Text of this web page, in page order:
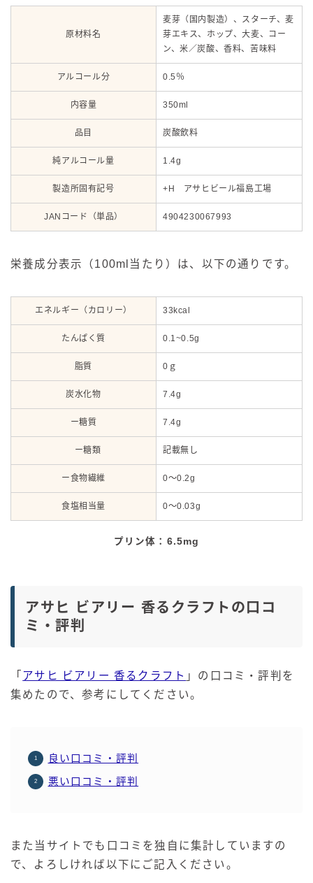
原材料名
麦芽（国内製造）、スターチ、麦
芽エキス、ホップ、大麦、コー
ン、米／炭酸、香料、苦味料
アルコール分 0.5％
内容量 350ml
品目 炭酸飲料
純アルコール量 1.4g
製造所固有記号 +H アサヒビール福島工場
JANコード（単品） 4904230067993
栄養成分表示（100ml当たり）は、以下の通りです。
エネルギー（カロリー） 33kcal
たんぱく質 0.1~0.5g
脂質 0ｇ
炭水化物 7.4g
ー糖質 7.4g
ー糖類 記載無し
ー食物繊維 0～0.2g
食塩相当量 0～0.03g
プリン体：6.5mg
アサヒ ビアリー 香るクラフトの口コ
ミ・評判
「 アサヒ ビアリー 香るクラフト 」の口コミ・評判を
集めたので、参考にしてください。
良い口コミ・評判
悪い口コミ・評判
また当サイトでも口コミを独自に集計していますの
で、よろしければ以下にご記入ください。